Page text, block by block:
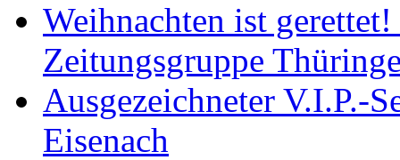
Weihnachten ist
Zeitungsgruppe
Ausgezeichneter V.I.P.-
Eisenach